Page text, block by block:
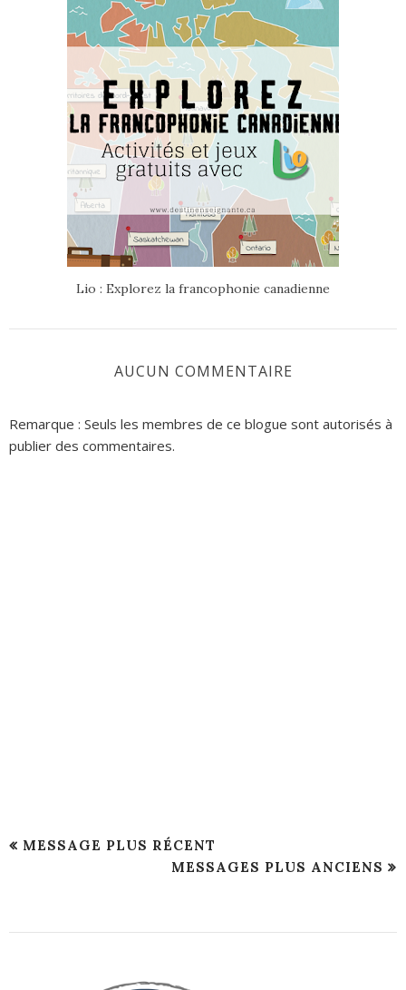
Lio : Explorez la francophonie canadienne
AUCUN COMMENTAIRE
Remarque : Seuls les membres de ce blogue sont autorisés à
publier des commentaires.
MESSAGE PLUS RÉCENT
MESSAGES PLUS ANCIENS